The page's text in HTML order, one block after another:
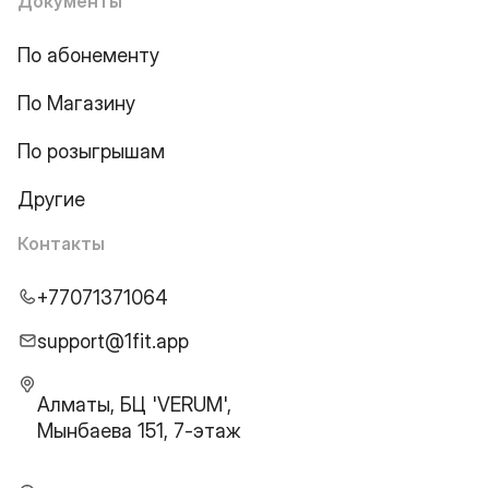
По абонементу
По Магазину
По розыгрышам
Другие
Контакты
+77071371064
support@1fit.app
Алматы, БЦ 'VERUM',
Мынбаева 151, 7-этаж